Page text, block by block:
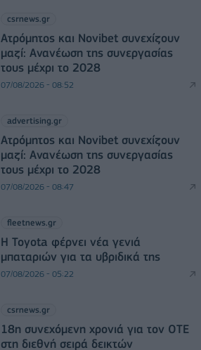
csrnews.gr
Ατρόμητος και Novibet συνεχίζουν
μαζί: Ανανέωση της συνεργασίας
τους μέχρι το 2028
07/08/2026 - 08:52
advertising.gr
Ατρόμητος και Novibet συνεχίζουν
μαζί: Ανανέωση της συνεργασίας
τους μέχρι το 2028
07/08/2026 - 08:47
fleetnews.gr
Η Toyota φέρνει νέα γενιά
μπαταριών για τα υβριδικά της
07/08/2026 - 05:22
csrnews.gr
18η συνεχόμενη χρονιά για τον ΟΤΕ
στη διεθνή σειρά δεικτών